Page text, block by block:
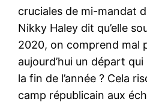
cruciales de mi-mandat
Nikky Haley dit qu’elle
2020, on comprend mal
aujourd’hui un départ
la fin de l’année ? Cela
camp républicain aux